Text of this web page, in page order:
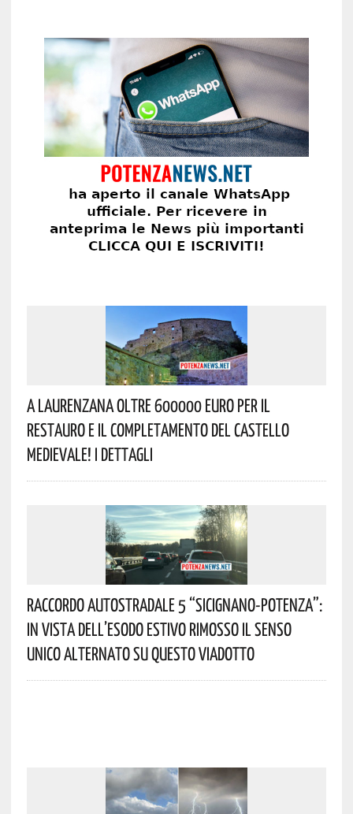
A Laurenzana Oltre 600000 Euro Per Il
Restauro E Il Completamento Del Castello
Medievale! I Dettagli
Raccordo Autostradale 5 “Sicignano-Potenza”:
In Vista Dell’esodo Estivo Rimosso Il Senso
Unico Alternato Su Questo Viadotto